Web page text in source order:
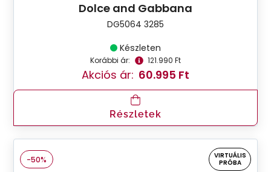
Dolce and Gabbana
DG5064 3285
Készleten
Korábbi ár: 121.990 Ft
Akciós ár: 60.995 Ft
Részletek
-50%
VIRTUÁLIS
PRÓBA